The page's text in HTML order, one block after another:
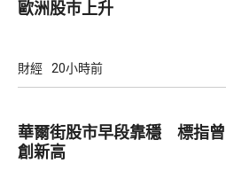
歐洲股巿上升
財經 20小時前
華爾街股市早段靠穩 標指曾
創新高